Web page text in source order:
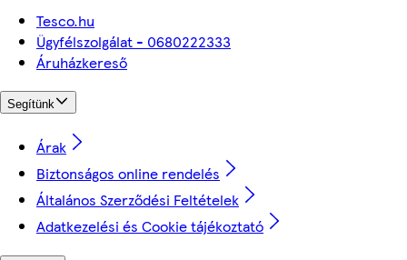
Tesco.hu
Ügyfélszolgálat - 0680222333
Áruházkereső
Segítünk
Árak
Biztonságos online rendelés
Általános Szerződési Feltételek
Adatkezelési és Cookie tájékoztató